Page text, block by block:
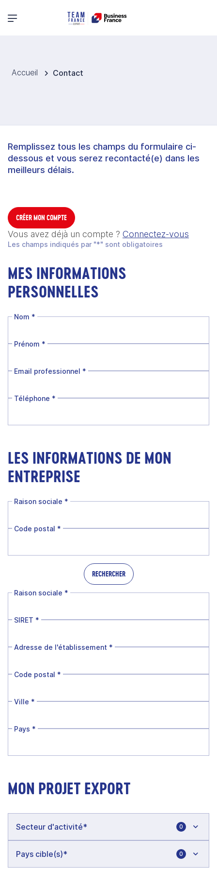
Menu principal
Accueil Contact
Remplissez tous les champs du formulaire ci-
dessous et vous serez recontacté(e) dans les
meilleurs délais.
CRÉER MON COMPTE
Vous avez déjà un compte ? Connectez-vous
Les champs indiqués par "*" sont obligatoires
MES INFORMATIONS
PERSONNELLES
Nom *
Prénom *
Email professionnel *
Téléphone *
LES INFORMATIONS DE MON
ENTREPRISE
Raison sociale *
Code postal *
RECHERCHER
Raison sociale *
SIRET *
Adresse de l'établissement *
Code postal *
Ville *
Pays *
MON PROJET EXPORT
0
0